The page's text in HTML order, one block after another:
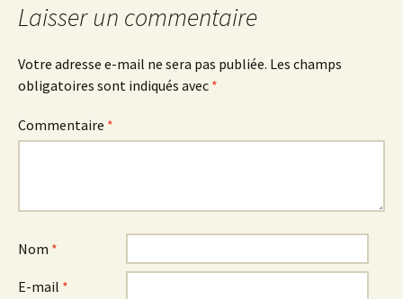
articles
Laisser un commentaire
Votre adresse e-mail ne sera pas publiée. Les champs
obligatoires sont indiqués avec *
Commentaire *
Nom *
E-mail *